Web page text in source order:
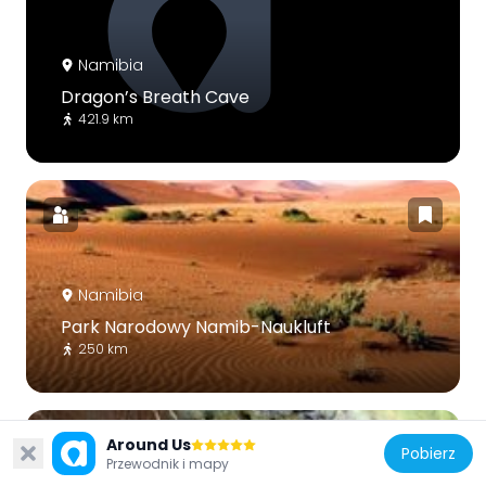
Namibia
Dragon’s Breath Cave
421.9 km
Namibia
Park Narodowy Namib-Naukluft
250 km
Around Us
Przewodnik i mapy Pobierz